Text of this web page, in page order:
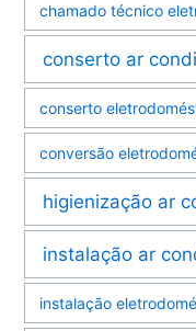
chamado técnico
conserto ar
conserto
conversão
higienização ar
instalação ar
instalação